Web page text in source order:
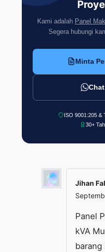
Kami adalah Panel
Segera hubungi
Minta
ISO 9001:205 &
30+
Jihan
Panel
kVA
barang